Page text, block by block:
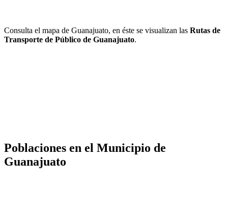
Consulta el mapa de Guanajuato, en éste se visualizan las Rutas de
Transporte de Público de Guanajuato.
Poblaciones en el Municipio de
Guanajuato